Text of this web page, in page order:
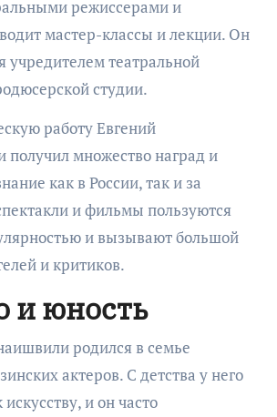
режиссерами и
мастер-классы и лекции. Он
учредителем театральной
студии.
работу Евгений
множество наград и
как в России, так и за
и фильмы пользуются
и вызывают большой
и критиков.
и юность
родился в семье
актеров. С детства у него
и он часто